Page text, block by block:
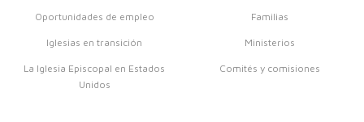
Oportunidades de empleo
Iglesias en transición
La Iglesia Episcopal en Estados
Unidos
Familias
Ministerios
Comités y comisiones